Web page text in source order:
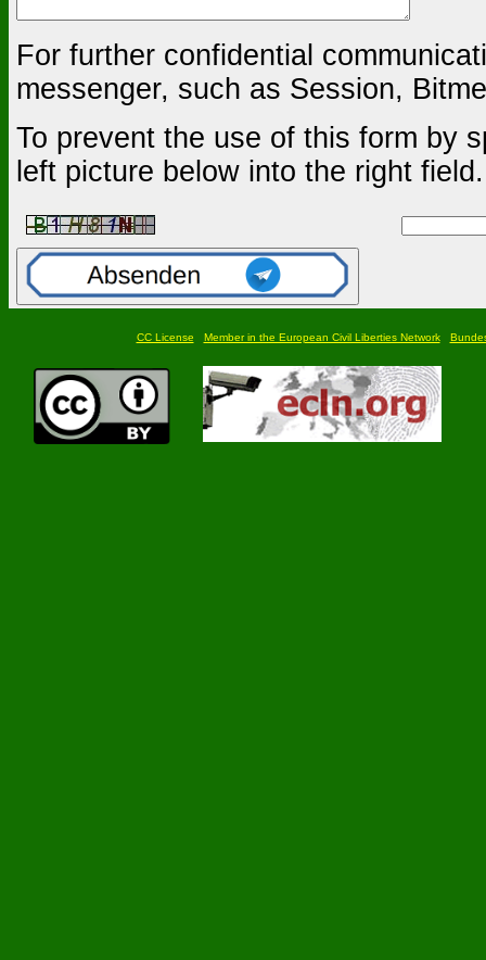
For further confidential
messenger, such as Session,
To prevent the use of this form by
left picture below into the right field.
CC License Member in the European Civil Liberties Network